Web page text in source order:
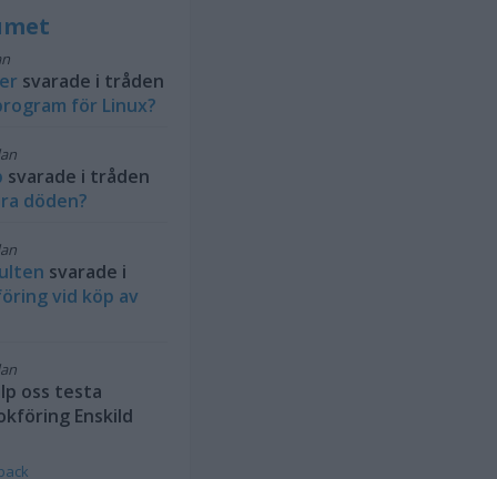
svarade i tråden
för Linux?
svarade i tråden
döden?
svarade i
vid köp av
oss testa
Enskild